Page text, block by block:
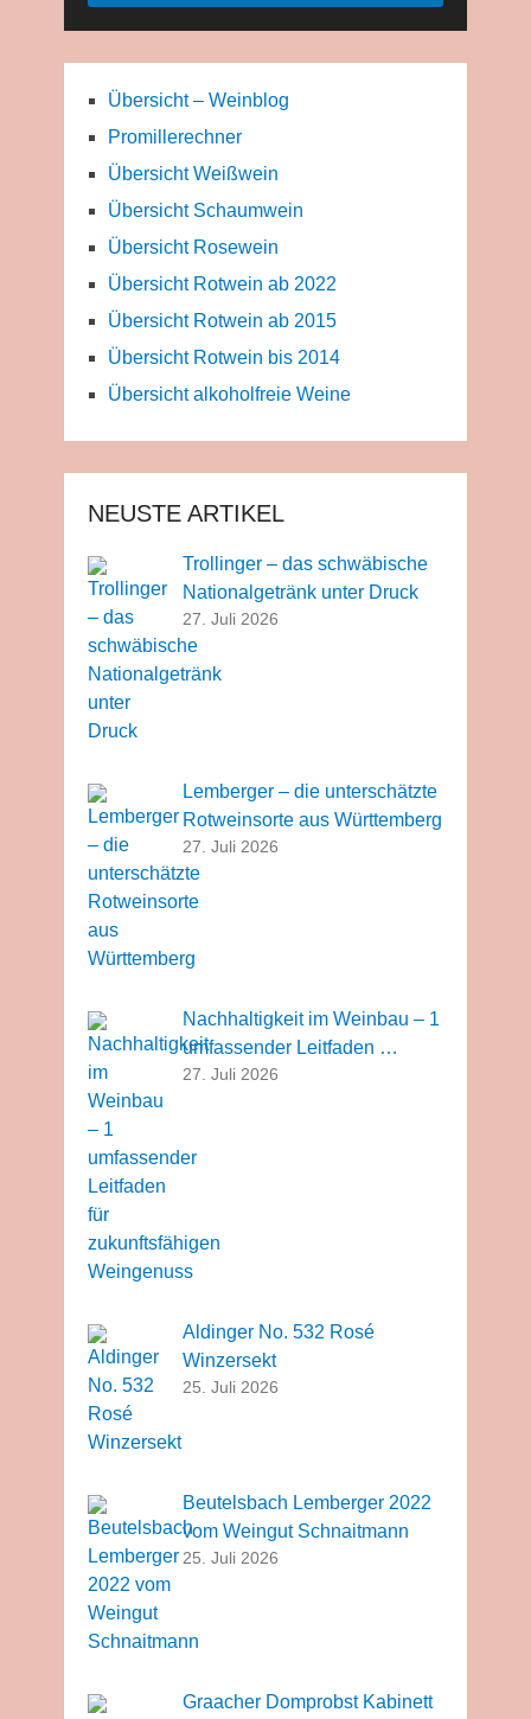
Übersicht – Weinblog
Promillerechner
Übersicht Weißwein
Übersicht Schaumwein
Übersicht Rosewein
Übersicht Rotwein ab 2022
Übersicht Rotwein ab 2015
Übersicht Rotwein bis 2014
Übersicht alkoholfreie Weine
NEUSTE ARTIKEL
Trollinger – das schwäbische
Nationalgetränk unter Druck
27. Juli 2026
Lemberger – die unterschätzte
Rotweinsorte aus Württemberg
27. Juli 2026
Nachhaltigkeit im Weinbau – 1
umfassender Leitfaden …
27. Juli 2026
Aldinger No. 532 Rosé
Winzersekt
25. Juli 2026
Beutelsbach Lemberger 2022
vom Weingut Schnaitmann
25. Juli 2026
Graacher Domprobst Kabinett